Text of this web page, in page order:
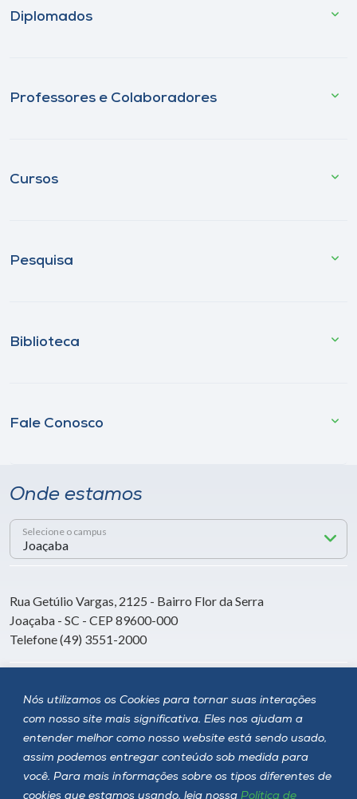
Nós utilizamos os Cookies para tornar suas interações
com nosso site mais significativa. Eles nos ajudam a
entender melhor como nosso website está sendo usado,
assim podemos entregar conteúdo sob medida para
você. Para mais informações sobre os tipos diferentes de
cookies que estamos usando, leia nossa Política de
Diplomados
Professores e Colaboradores
Cursos
Pesquisa
Biblioteca
Fale Conosco
Onde estamos
Selecione o campus
Rua Getúlio Vargas, 2125 - Bairro Flor da Serra
Joaçaba - SC - CEP 89600-000
Telefone (49) 3551-2000
Siga a Unoesc